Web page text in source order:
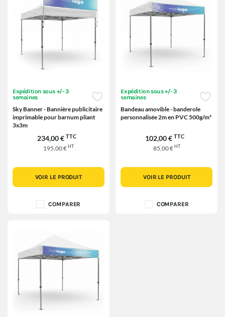
Expédition sous +/- 3
semaines
Sky Banner - Bannière publicitaire
imprimable pour barnum pliant
3x3m
234,00 € TTC
195,00 € HT
VOIR LE PRODUIT
COMPARER
Expédition sous +/- 3
semaines
Bandeau amovible - banderole
personnalisée 2m en PVC 500g/m²
102,00 € TTC
85,00 € HT
VOIR LE PRODUIT
COMPARER